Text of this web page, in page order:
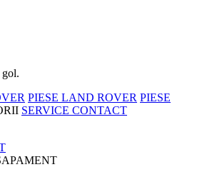
gol.
PIESE LAND ROVER PIESE
SERVICE CONTACT